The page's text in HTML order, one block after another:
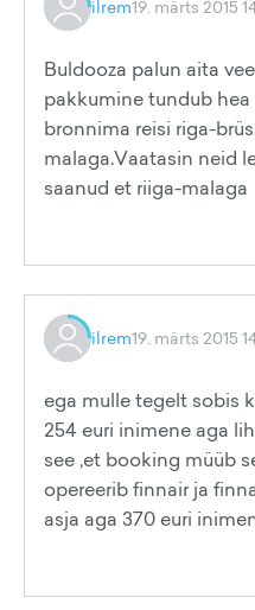
ilrem19. märts 2015
Buldooza palun aita
pakkumine tundub hea
bronnima reisi riga-
malaga.Vaatasin neid
saanud et riiga-malaga
ilrem19. märts 2015
ega mulle tegelt sobis
254 euri inimene aga
see ,et booking müüb
opereerib finnair ja
asja aga 370 euri